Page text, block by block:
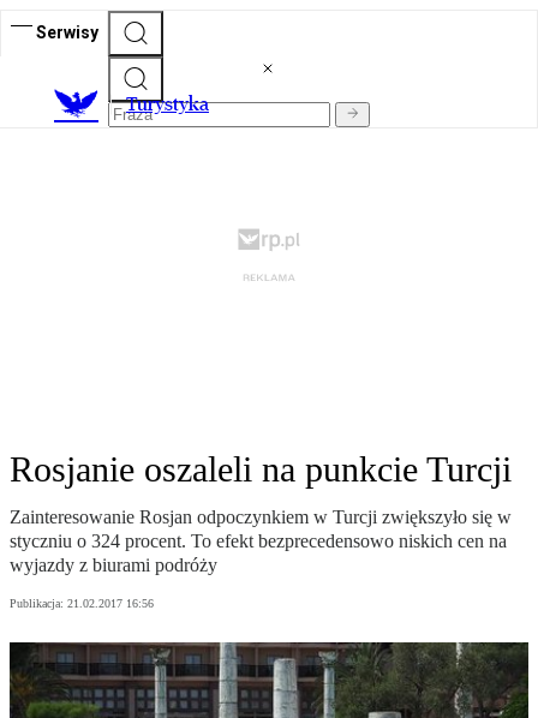
Serwisy
Turystyka
Rosjanie oszaleli na punkcie Turcji
Zainteresowanie Rosjan odpoczynkiem w Turcji zwiększyło się w
styczniu o 324 procent. To efekt bezprecedensowo niskich cen na
wyjazdy z biurami podróży
Publikacja: 21.02.2017 16:56